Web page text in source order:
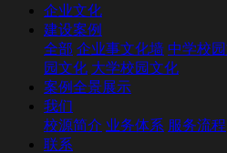
企业文化
建设案例
全部 企业事文化墙 中学校
园文化 大学校园文化
案例全景展示
我们
校源简介 业务体系 服务流程
联系